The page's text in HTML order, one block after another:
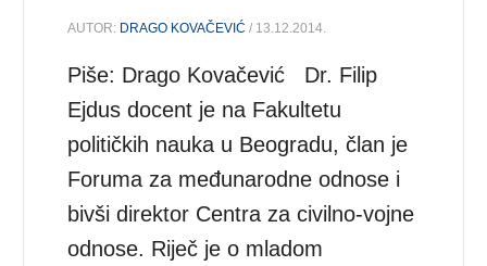
AUTOR: DRAGO KOVAČEVIĆ / 13.12.2014.
Piše: Drago Kovačević Dr. Filip
Ejdus docent je na Fakultetu
političkih nauka u Beogradu, član je
Foruma za međunarodne odnose i
bivši direktor Centra za civilno-vojne
odnose. Riječ je o mladom